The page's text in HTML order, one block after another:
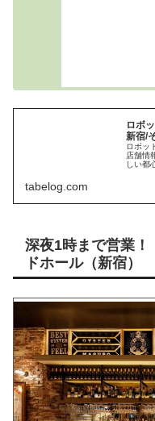
ロボ
新宿/
ロボッ
店舗情
しい都
tabelog.com
深夜1時まで営業！
ドホール（新宿）